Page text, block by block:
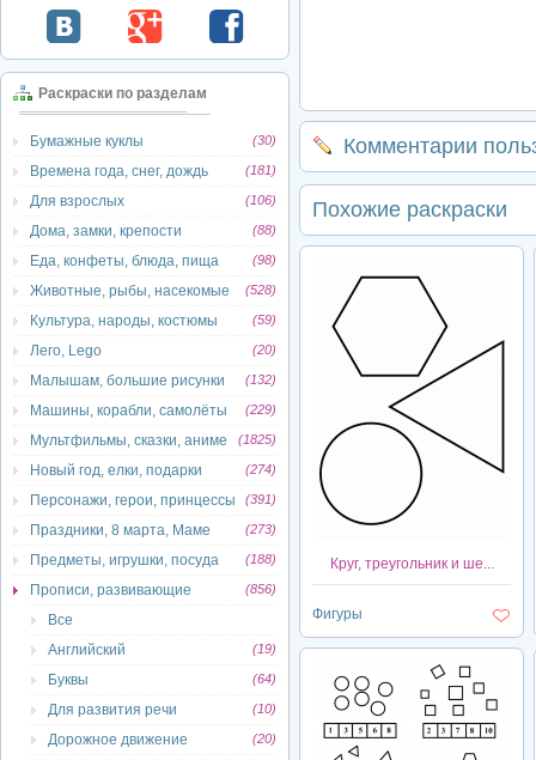
Раскраски по разделам
Бумажные куклы (30)
Времена года, снег, дождь (181)
Для взрослых (106)
Дома, замки, крепости (88)
Еда, конфеты, блюда, пища (98)
Животные, рыбы, насекомые (528)
Культура, народы, костюмы (59)
Лего, Lego (20)
Малышам, большие рисунки (132)
Машины, корабли, самолёты (229)
Мультфильмы, сказки, аниме (1825)
Новый год, елки, подарки (274)
Персонажи, герои, принцессы (391)
Праздники, 8 марта, Маме (273)
Предметы, игрушки, посуда (188)
Прописи, развивающие (856)
Все
Английский
(19)
Буквы (64)
Для развития речи (10)
Дорожное движение (20)
Комментарии
Похожие раскраски
Круг, треугольник и ше...
Фигуры